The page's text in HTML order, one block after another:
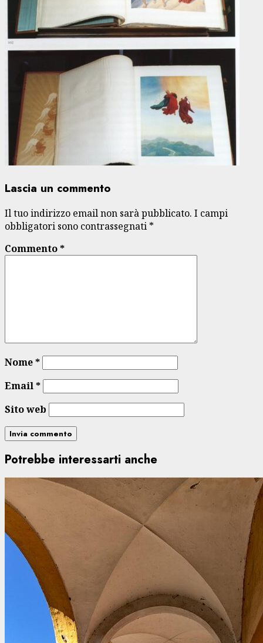
Lascia un commento
Il tuo indirizzo email non sarà pubblicato. I campi
obbligatori sono contrassegnati *
Commento*
Nome*
Email*
Sito web
Potrebbe interessarti anche